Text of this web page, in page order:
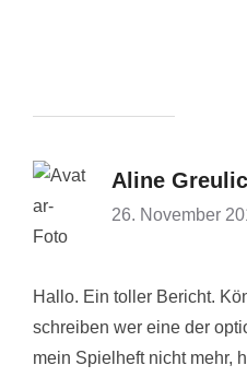
Aline
26. November
Hallo. Ein toller Bericht.
schreiben wer eine der
mein Spielheft nicht mehr,